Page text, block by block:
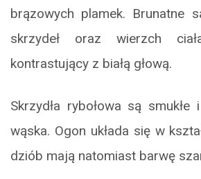
brązowych plamek. Brunatne
skrzydeł oraz wierzch
kontrastujący z białą głową.
Skrzydła rybołowa są smukłe
wąska. Ogon układa się w
dziób mają natomiast barwę